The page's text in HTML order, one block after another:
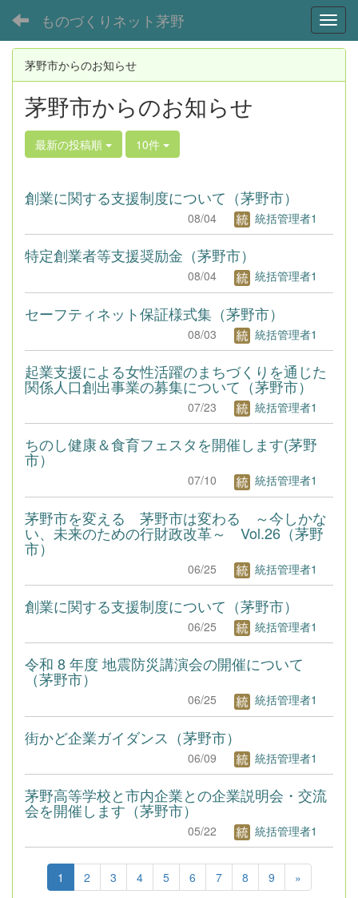
ものづくりネット茅野
茅野市からのお知らせ
茅野市からのお知らせ
最新の投稿順 10件
創業に関する支援制度について（茅野市）
08/04 統括管理者1
特定創業者等支援奨励金（茅野市）
08/04 統括管理者1
セーフティネット保証様式集（茅野市）
08/03 統括管理者1
起業支援による女性活躍のまちづくりを通じた
関係人口創出事業の募集について（茅野市）
07/23 統括管理者1
ちのし健康＆食育フェスタを開催します(茅野
市）
07/10 統括管理者1
茅野市を変える 茅野市は変わる ～今しかな
い、未来のための行財政改革～ Vol.26（茅野
市）
06/25 統括管理者1
創業に関する支援制度について（茅野市）
06/25 統括管理者1
令和 8 年度 地震防災講演会の開催について
（茅野市）
06/25 統括管理者1
街かど企業ガイダンス（茅野市）
06/09 統括管理者1
茅野高等学校と市内企業との企業説明会・交流
会を開催します（茅野市）
05/22 統括管理者1
1 2 3 4 5 6 7 8 9 »